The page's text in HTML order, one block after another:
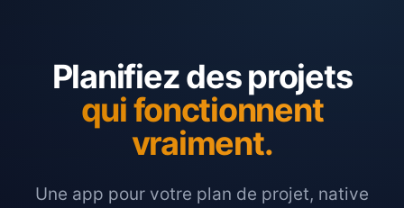
Planifiez des projets
qui fonctionnent
vraiment.
Une app pour votre plan de projet, native